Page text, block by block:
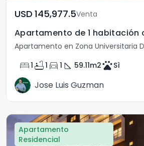
USD	145,977.5Venta
Apartamento en Zona Universitaria
bed1 bathtub1 directions_car 1 square_foot 59.11m2petsSì
Jose Luis Guzman
Apartamento
Residencial